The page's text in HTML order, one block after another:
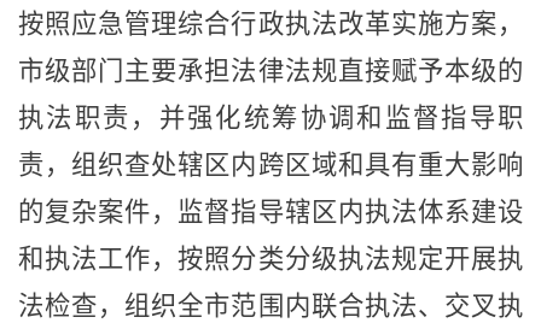
按照应急管理综合行政执法改革实施方案，
市级部门主要承担法律法规直接赋予本级的
执法职责，并强化统筹协调和监督指导职
责，组织查处辖区内跨区域和具有重大影响
的复杂案件，监督指导辖区内执法体系建设
和执法工作，按照分类分级执法规定开展执
法检查，组织全市范围内联合执法、交叉执